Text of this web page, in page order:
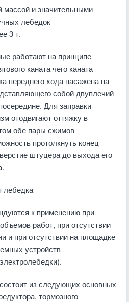
массой и значительными
лебедок
3 т.
работают на принципе
каната чего каната
переднего хода насажена на
собой двуплечий
Для заправки
отодвигают оттяжку в
обе пары сжимов
протолкнуть конец
штуцера до выхода его
лебедка
к применению при
работ, при отсутствии
и при отсутствии на площадке
устройств
из следующих основных
тормозного